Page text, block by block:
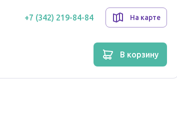
+7 (342) 219-84-84 На карте
в корзину